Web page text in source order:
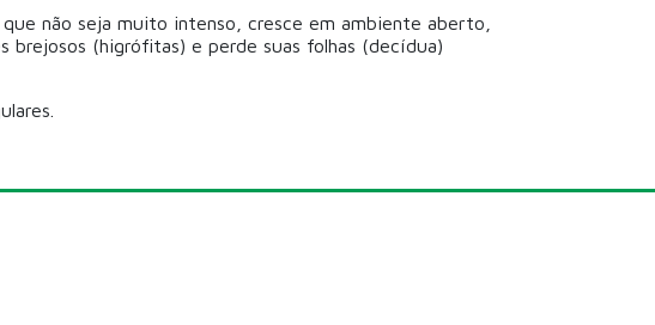
não seja muito intenso, cresce em ambiente aberto,
(higrófitas) e perde suas folhas (decídua)